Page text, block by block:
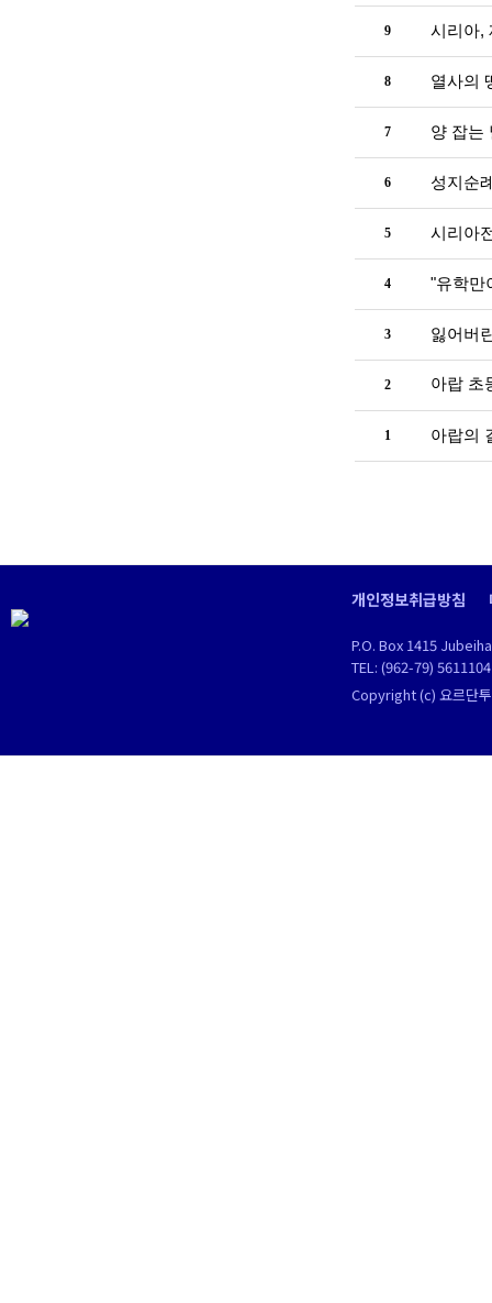
9 시리아,
8 열사의
7 양 잡는
6 성지순
5 시리아
4 "유학만
3 잃어버
2 아랍 초
1 아랍의
개인정보취급방침
P.O. Box 1415
TEL: (962-79)
Copyright (c) 요르단